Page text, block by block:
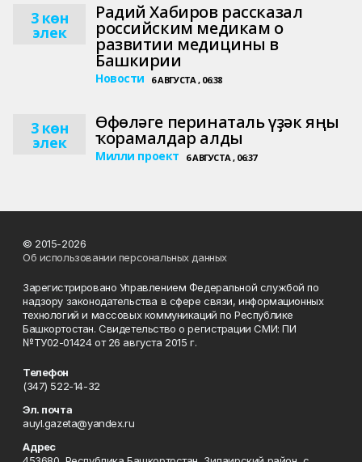
3 көн
элек
Радий Хабиров рассказал
российским медикам о
развитии медицины в
Башкирии
Новости 6 АВГУСТА , 06:38
3 көн
элек
Өфөләге перинаталь үҙәк яңы
ҡорамалдар алды
Милли проект 6 АВГУСТА , 06:37
© 2015-2026
Об использовании персональных данных
Зарегистрировано Управлением Федеральной службой по
надзору законодательства в сфере связи, информационных
технологий и массовых коммуникаций по Республике
Башкортостан. Свидетельство о регистрации СМИ: ПИ
№ТУ02-01424 от 26 августа 2015 г.
Телефон
(347) 522-14-32
Эл. почта
auyl.gazeta@yandex.ru
Адрес